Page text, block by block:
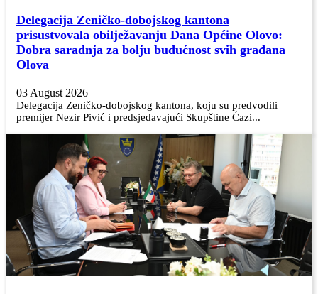
Delegacija Zeničko-dobojskog kantona
prisustvovala obilježavanju Dana Općine Olovo:
Dobra saradnja za bolju budućnost svih građana
Olova
03 August 2026
Delegacija Zeničko-dobojskog kantona, koju su predvodili
premijer Nezir Pivić i predsjedavajući Skupštine Ćazi...